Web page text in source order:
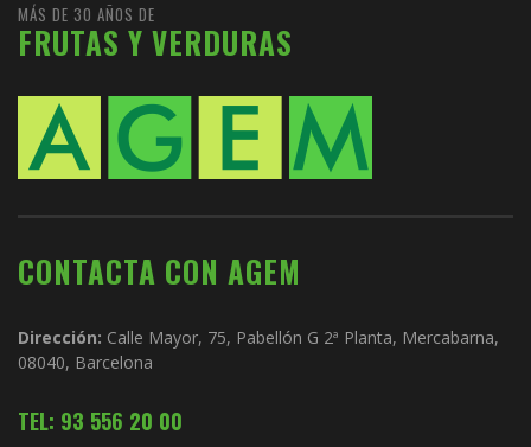
MÁS DE 30 AÑOS DE
FRUTAS Y VERDURAS
CONTACTA CON AGEM
Dirección: Calle Mayor, 75, Pabellón G 2ª Planta, Mercabarna,
08040, Barcelona
TEL: 93 556 20 00